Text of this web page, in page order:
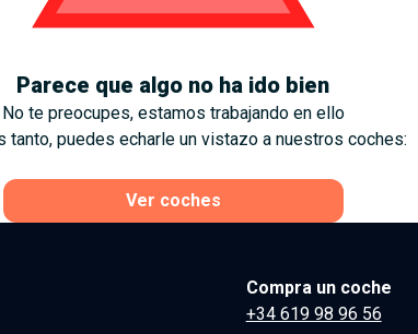
Parece que algo no ha ido bien
No te preocupes, estamos trabajando en ello
tanto, puedes echarle un vistazo a nuestros coches:
Ver coches
Compra un coche
+34 619 98 96 56